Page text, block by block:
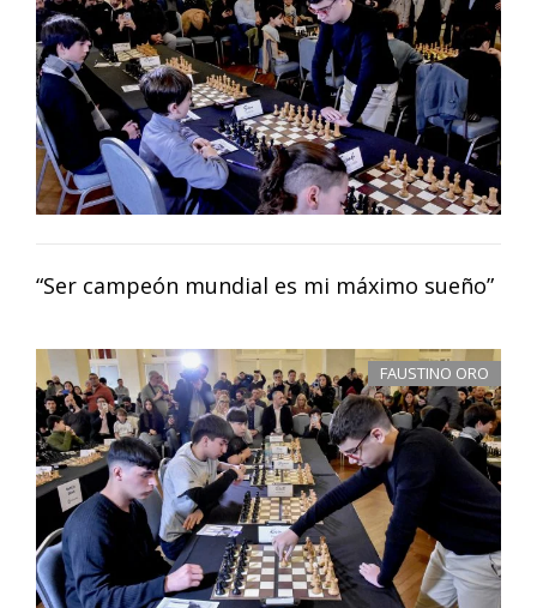
“Ser campeón mundial es mi máximo sueño”
FAUSTINO ORO